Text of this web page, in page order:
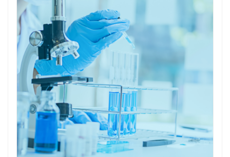
spontanée
Votre nom
Votre e-mail